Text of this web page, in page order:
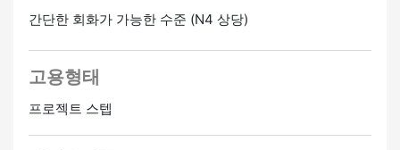
④ 주간 결제 OK (규정 있음)
⑤ 차량 리스 제도가 있습니다. 직접 가져오셔도 됩니다.
⑥ 초기 동반자 교육 가능/경험이 없더라도 안전하게 이용
가능
⑦ 도쿄에는 저렴한 기숙사도 있습니다!
간단한 회화가 가능한 수준 (N4 상당)
고용형태
프로젝트 스텝